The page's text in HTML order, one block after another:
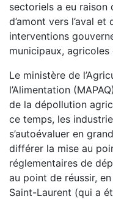
sectoriels a eu
d’amont vers l’aval et
interventions
municipaux, agricoles
Le ministère de
l’Alimentation
de la dépollution
ce temps, les
s’autoévaluer en
différer la mise au
réglementaires de
au point de réussir,
Saint-Laurent (qui a